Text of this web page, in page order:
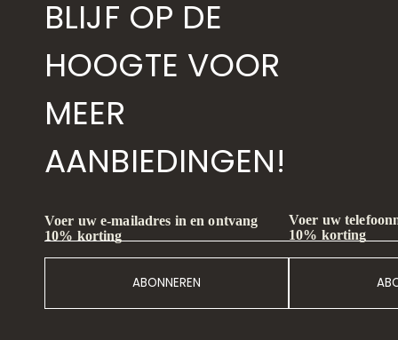
BLIJF OP DE
HOOGTE VOOR
MEER
AANBIEDINGEN!
Voer uw e-mailadres in en ontvang
10% korting
ABONNEREN
Voer uw
10% korting